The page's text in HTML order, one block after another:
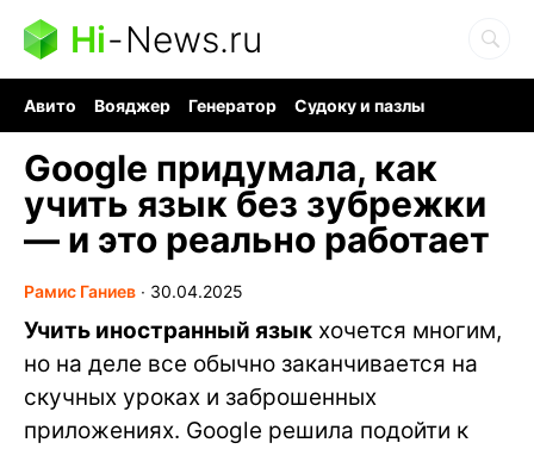
Hi-News.ru
Авито Вояджер Генератор
Судоку и пазлы
Google придумала, как
учить язык без зубрежки
— и это реально работает
Рамис Ганиев ∙ 30.04.2025
Учить иностранный язык хочется многим,
но на деле все обычно заканчивается на
скучных уроках и заброшенных
приложениях. Google решила подойти к